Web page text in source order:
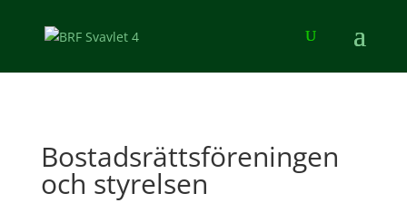
Bostadsrättsföreningen
och styrelsen